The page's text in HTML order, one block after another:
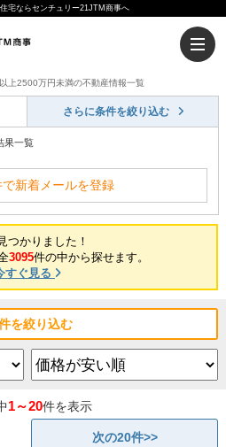
宅ならセンチュリー21JTM商事へ
上2500万円未満の不動産情報一覧
さらに条件を絞り込む
果一覧
新着メールを登録
つかりました！
3095件の中から探せます。
すぐ見る
を絞り込む
1～20件を表示
次の20件>>